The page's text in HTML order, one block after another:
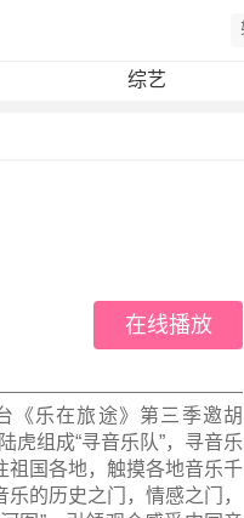
综艺
在线播放
《乐在旅途》第三季邀胡
虎组成“寻音乐队”，寻音乐
祖国各地，触摸各地音乐千
的历史之门，情感之门，